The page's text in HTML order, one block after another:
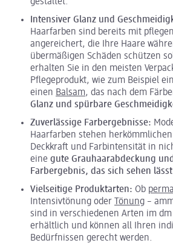
Intensiver Glanz und
Haarfarben sind bereits mit
angereichert, die Ihre Haare
übermäßigen Schäden schützen
erhalten Sie in den meisten
Pflegeprodukt, wie zum Beispiel
einen Balsam, das nach dem
Glanz und spürbare
Zuverlässige Farbergebnisse:
Haarfarben stehen
Deckkraft und Farbintensität in
eine gute Grauhaarabdeckung
Farbergebnis, das sich sehen
Vielseitige Produktarten: Ob
Intensivtönung oder
Tönung –
sind in verschiedenen Arten im
erhältlich und können all Ihren
Bedürfnissen gerecht werden.